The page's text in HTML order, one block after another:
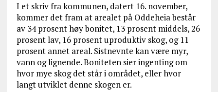
I et skriv fra kommunen, datert 16. november,
kommer det fram at arealet på Oddeheia består
av 34 prosent høy bonitet, 13 prosent middels, 26
prosent lav, 16 prosent uproduktiv skog, og 11
prosent annet areal. Sistnevnte kan være myr,
vann og lignende. Boniteten sier ingenting om
hvor mye skog det står i området, eller hvor
langt utviklet denne skogen er.